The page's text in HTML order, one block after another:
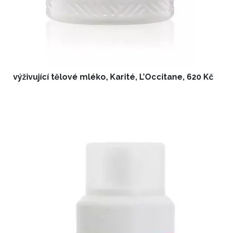
výživující tělové mléko, Karité, L’Occitane, 620 Kč